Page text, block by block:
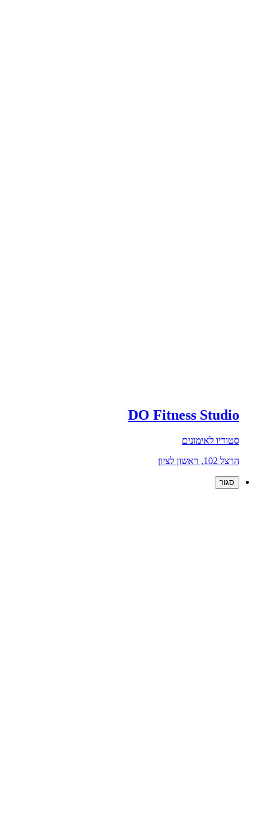
DO Fitness Studio
סטודיו לאימונים
הרצל 102, ראשון לציון
סגור